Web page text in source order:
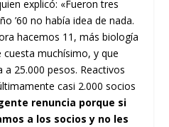
explicó: «Fueron tres
’60 no había idea de nada.
hacemos 11, más biología
muchísimo, y que
25.000 pesos. Reactivos
casi 2.000 socios
renuncia porque si
a los socios y no les